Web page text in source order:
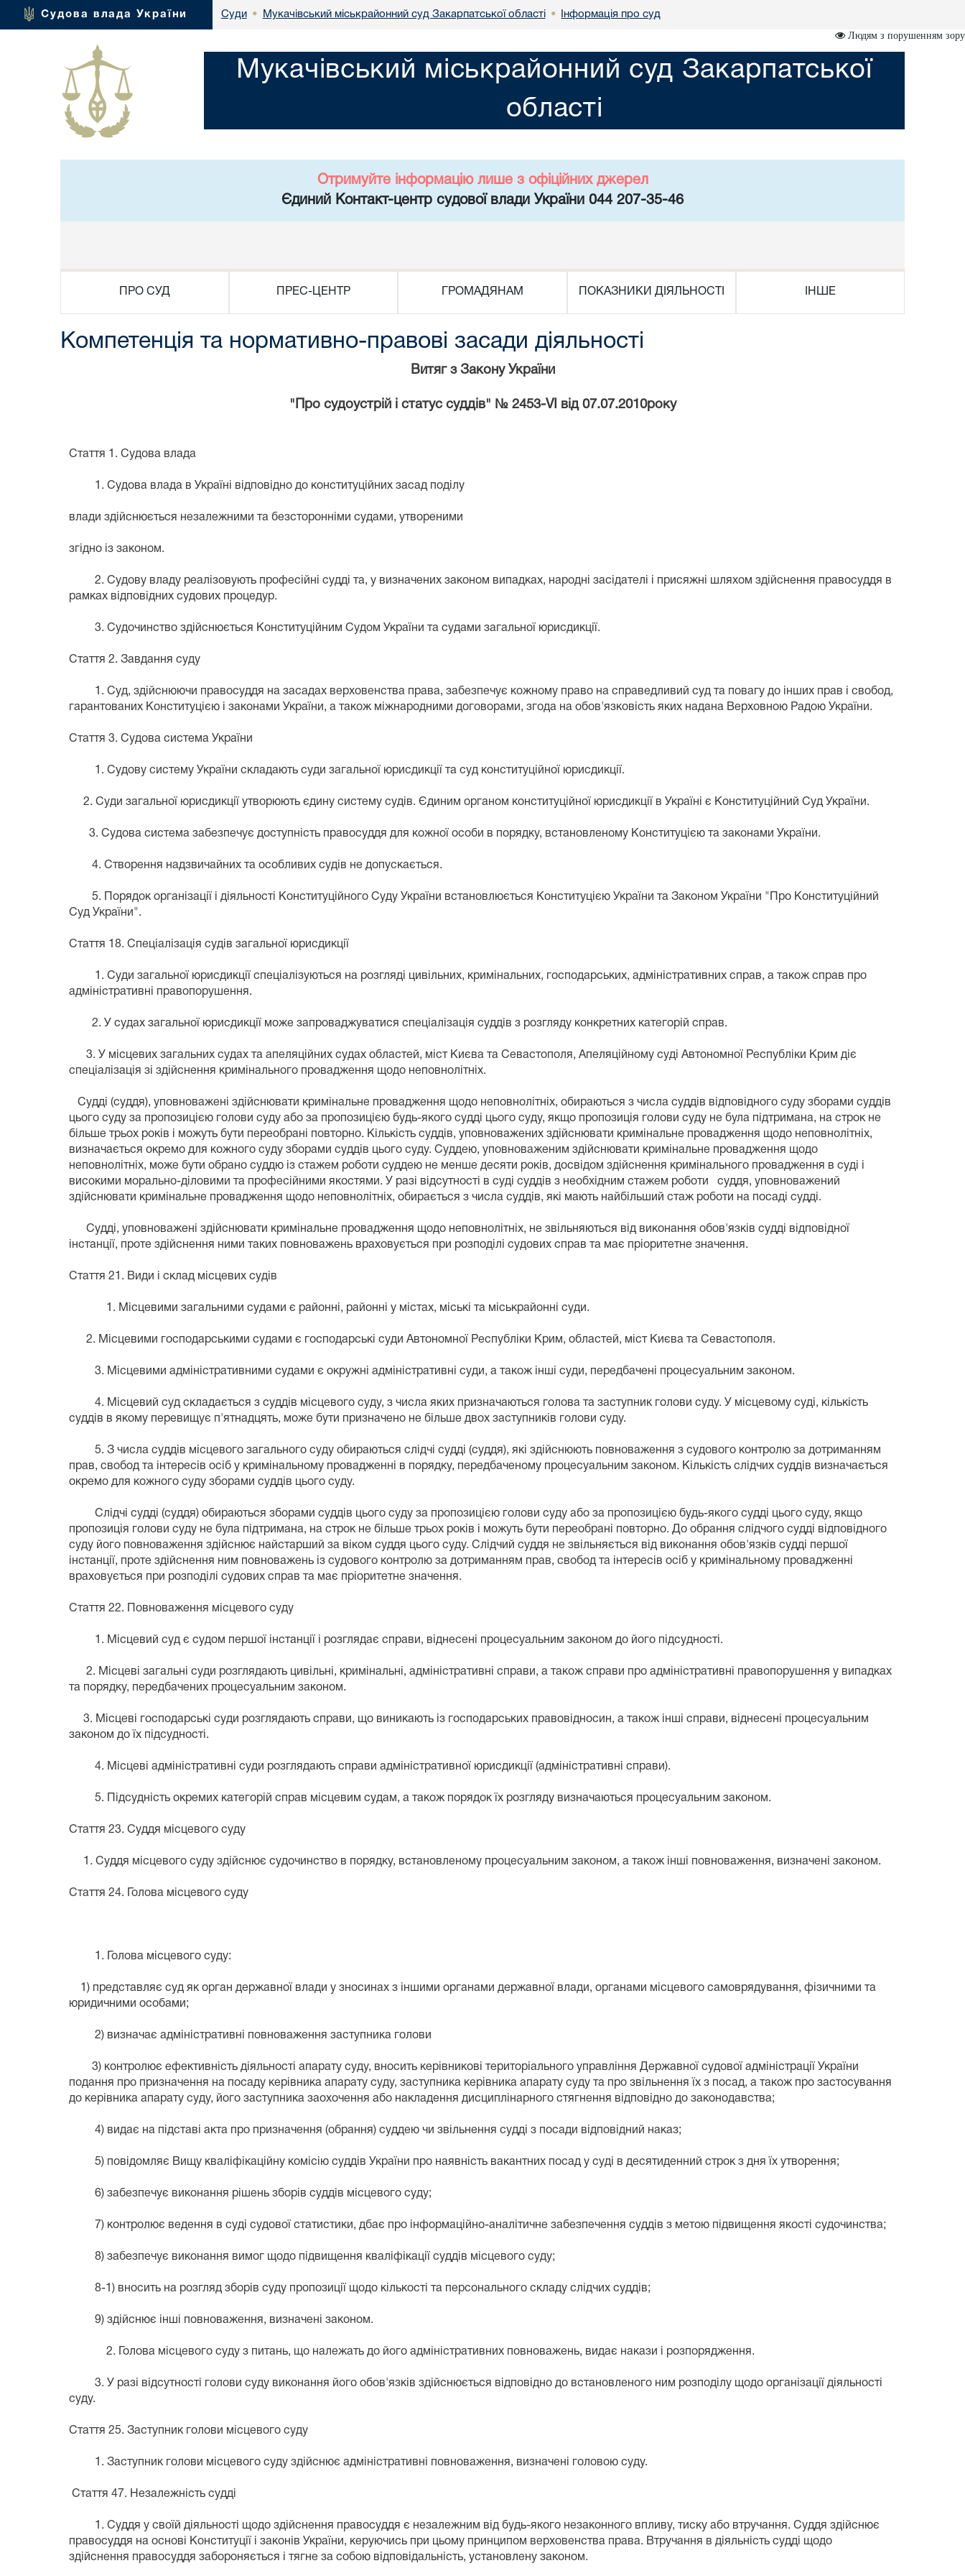
Судова влада України Суди • Мукачівський міськрайонний суд Закарпатської області • Інформація про суд
Людям з порушенням зору
Мукачівський міськрайонний суд Закарпатської
області
Отримуйте інформацію лише з офіційних джерел
Єдиний Контакт-центр судової влади України 044 207-35-46
ПРО СУД ПРЕС-ЦЕНТР ГРОМАДЯНАМ ПОКАЗНИКИ ДІЯЛЬНОСТІ ІНШЕ
Компетенція та нормативно-правові засади діяльності
Витяг з Закону України
"Про судоустрій і статус суддів" № 2453-VI від 07.07.2010року
Стаття 1. Судова влада
1. Судова влада в Україні відповідно до конституційних засад поділу
влади здійснюється незалежними та безсторонніми судами, утвореними
згідно із законом.
2. Судову владу реалізовують професійні судді та, у визначених законом випадках, народні засідателі і присяжні шляхом здійснення правосуддя в
рамках відповідних судових процедур.
3. Судочинство здійснюється Конституційним Судом України та судами загальної юрисдикції.
Стаття 2. Завдання суду
1. Суд, здійснюючи правосуддя на засадах верховенства права, забезпечує кожному право на справедливий суд та повагу до інших прав і свобод,
гарантованих Конституцією і законами України, а також міжнародними договорами, згода на обов'язковість яких надана Верховною Радою України.
Стаття 3. Судова система України
1. Судову систему України складають суди загальної юрисдикції та суд конституційної юрисдикції.
2. Суди загальної юрисдикції утворюють єдину систему судів. Єдиним органом конституційної юрисдикції в Україні є Конституційний Суд України.
3. Судова система забезпечує доступність правосуддя для кожної особи в порядку, встановленому Конституцією та законами України.
4. Створення надзвичайних та особливих судів не допускається.
5. Порядок організації і діяльності Конституційного Суду України встановлюється Конституцією України та Законом України "Про Конституційний
Суд України".
Стаття 18. Спеціалізація судів загальної юрисдикції
1. Суди загальної юрисдикції спеціалізуються на розгляді цивільних, кримінальних, господарських, адміністративних справ, а також справ про
адміністративні правопорушення.
2. У судах загальної юрисдикції може запроваджуватися спеціалізація суддів з розгляду конкретних категорій справ.
3. У місцевих загальних судах та апеляційних судах областей, міст Києва та Севастополя, Апеляційному суді Автономної Республіки Крим діє
спеціалізація зі здійснення кримінального провадження щодо неповнолітніх.
Судді (суддя), уповноважені здійснювати кримінальне провадження щодо неповнолітніх, обираються з числа суддів відповідного суду зборами суддів
цього суду за пропозицією голови суду або за пропозицією будь-якого судді цього суду, якщо пропозиція голови суду не була підтримана, на строк не
більше трьох років і можуть бути переобрані повторно. Кількість суддів, уповноважених здійснювати кримінальне провадження щодо неповнолітніх,
визначається окремо для кожного суду зборами суддів цього суду. Суддею, уповноваженим здійснювати кримінальне провадження щодо
неповнолітніх, може бути обрано суддю із стажем роботи суддею не менше десяти років, досвідом здійснення кримінального провадження в суді і
високими морально-діловими та професійними якостями. У разі відсутності в суді суддів з необхідним стажем роботи суддя, уповноважений
здійснювати кримінальне провадження щодо неповнолітніх, обирається з числа суддів, які мають найбільший стаж роботи на посаді судді.
Судді, уповноважені здійснювати кримінальне провадження щодо неповнолітніх, не звільняються від виконання обов'язків судді відповідної
інстанції, проте здійснення ними таких повноважень враховується при розподілі судових справ та має пріоритетне значення.
Стаття 21. Види і склад місцевих судів
1. Місцевими загальними судами є районні, районні у містах, міські та міськрайонні суди.
2. Місцевими господарськими судами є господарські суди Автономної Республіки Крим, областей, міст Києва та Севастополя.
3. Місцевими адміністративними судами є окружні адміністративні суди, а також інші суди, передбачені процесуальним законом.
4. Місцевий суд складається з суддів місцевого суду, з числа яких призначаються голова та заступник голови суду. У місцевому суді, кількість
суддів в якому перевищує п'ятнадцять, може бути призначено не більше двох заступників голови суду.
5. З числа суддів місцевого загального суду обираються слідчі судді (суддя), які здійснюють повноваження з судового контролю за дотриманням
прав, свобод та інтересів осіб у кримінальному провадженні в порядку, передбаченому процесуальним законом. Кількість слідчих суддів визначається
окремо для кожного суду зборами суддів цього суду.
Слідчі судді (суддя) обираються зборами суддів цього суду за пропозицією голови суду або за пропозицією будь-якого судді цього суду, якщо
пропозиція голови суду не була підтримана, на строк не більше трьох років і можуть бути переобрані повторно. До обрання слідчого судді відповідного
суду його повноваження здійснює найстарший за віком суддя цього суду. Слідчий суддя не звільняється від виконання обов'язків судді першої
інстанції, проте здійснення ним повноважень із судового контролю за дотриманням прав, свобод та інтересів осіб у кримінальному провадженні
враховується при розподілі судових справ та має пріоритетне значення.
Стаття 22. Повноваження місцевого суду
1. Місцевий суд є судом першої інстанції і розглядає справи, віднесені процесуальним законом до його підсудності.
2. Місцеві загальні суди розглядають цивільні, кримінальні, адміністративні справи, а також справи про адміністративні правопорушення у випадках
та порядку, передбачених процесуальним законом.
3. Місцеві господарські суди розглядають справи, що виникають із господарських правовідносин, а також інші справи, віднесені процесуальним
законом до їх підсудності.
4. Місцеві адміністративні суди розглядають справи адміністративної юрисдикції (адміністративні справи).
5. Підсудність окремих категорій справ місцевим судам, а також порядок їх розгляду визначаються процесуальним законом.
Стаття 23. Суддя місцевого суду
1. Суддя місцевого суду здійснює судочинство в порядку, встановленому процесуальним законом, а також інші повноваження, визначені законом.
Стаття 24. Голова місцевого суду
1. Голова місцевого суду:
1) представляє суд як орган державної влади у зносинах з іншими органами державної влади, органами місцевого самоврядування, фізичними та
юридичними особами;
2) визначає адміністративні повноваження заступника голови
3) контролює ефективність діяльності апарату суду, вносить керівникові територіального управління Державної судової адміністрації України
подання про призначення на посаду керівника апарату суду, заступника керівника апарату суду та про звільнення їх з посад, а також про застосування
до керівника апарату суду, його заступника заохочення або накладення дисциплінарного стягнення відповідно до законодавства;
4) видає на підставі акта про призначення (обрання) суддею чи звільнення судді з посади відповідний наказ;
5) повідомляє Вищу кваліфікаційну комісію суддів України про наявність вакантних посад у суді в десятиденний строк з дня їх утворення;
6) забезпечує виконання рішень зборів суддів місцевого суду;
7) контролює ведення в суді судової статистики, дбає про інформаційно-аналітичне забезпечення суддів з метою підвищення якості судочинства;
8) забезпечує виконання вимог щодо підвищення кваліфікації суддів місцевого суду;
8-1) вносить на розгляд зборів суду пропозиції щодо кількості та персонального складу слідчих суддів;
9) здійснює інші повноваження, визначені законом.
2. Голова місцевого суду з питань, що належать до його адміністративних повноважень, видає накази і розпорядження.
3. У разі відсутності голови суду виконання його обов'язків здійснюється відповідно до встановленого ним розподілу щодо організації діяльності
суду.
Стаття 25. Заступник голови місцевого суду
1. Заступник голови місцевого суду здійснює адміністративні повноваження, визначені головою суду.
Стаття 47. Незалежність судді
1. Суддя у своїй діяльності щодо здійснення правосуддя є незалежним від будь-якого незаконного впливу, тиску або втручання. Суддя здійснює
правосуддя на основі Конституції і законів України, керуючись при цьому принципом верховенства права. Втручання в діяльність судді щодо
здійснення правосуддя забороняється і тягне за собою відповідальність, установлену законом.